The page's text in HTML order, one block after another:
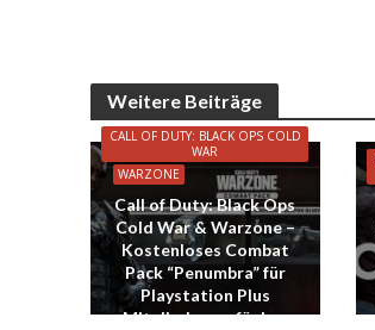
Weitere Beiträge
CALL OF DUTY: BLACK OPS COLD
WAR
WARZONE
Call of Duty: Black Ops
Cold War & Warzone –
Kostenloses Combat
Pack “Penumbra” für
Playstation Plus
Mitglieder verfügbar